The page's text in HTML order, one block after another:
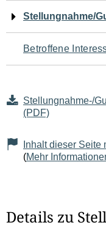
Navigation
für
den
Seiteninhalt
Stellungnahme/
Betroffene
Stellungnahme-/
(PDF)
Inhalt dieser Seite
(Mehr
Details zu